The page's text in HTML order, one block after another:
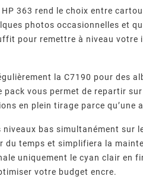
Quels Fournisseurs
Leurs Cartouches
Compatibles ?
compatibles fiable ?
qualité, puces,
normes ISO/STMC,
363 rend le choix entre
photos occasionnelles et
pour remettre à niveau votre
la C7190 pour des
pack vous permet de repartir
en plein tirage parce qu’une
bas simultanément sur
temps et simplifiera la
uniquement le cyan clair en
votre budget encre.